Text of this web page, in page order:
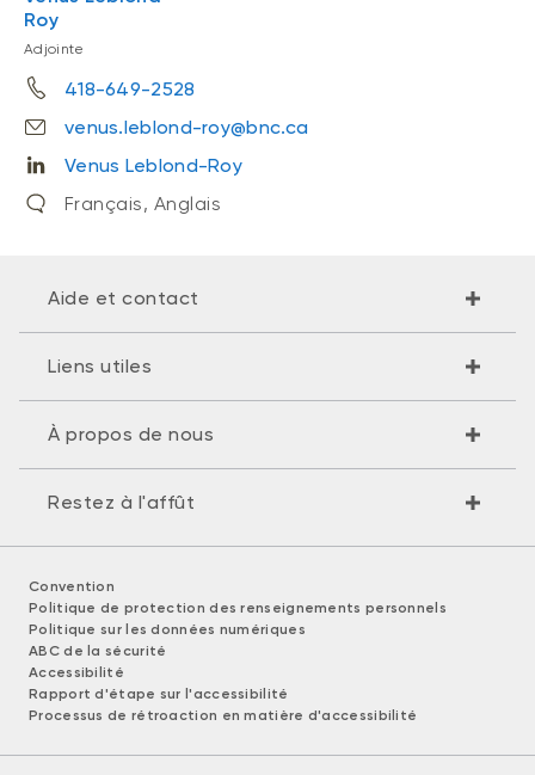
Roy
Adjointe
418-649-2528
venus.leblond-roy@bnc.ca
Venus Leblond-Roy
Français, Anglais
Aide et contact
Liens utiles
À propos de nous
Restez à l'affût
Convention
Politique de protection des renseignements personnels
Politique sur les données numériques
ABC de la sécurité
Accessibilité
Rapport d'étape sur l'accessibilité
Processus de rétroaction en matière d'accessibilité